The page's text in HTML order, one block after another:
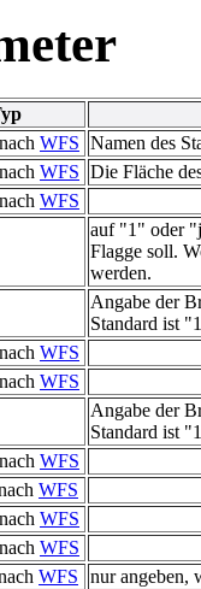
WFS Namen des
WFS Die Fläche
WFS
auf "1" oder
Flagge soll.
werden.
Angabe der
Standard ist
WFS
WFS
Angabe der
Standard ist
WFS
WFS
WFS
WFS
WFS
nur angeben,